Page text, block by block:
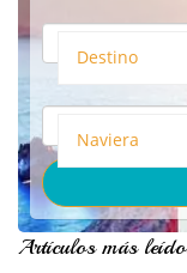
Destino
Naviera
Artículos más